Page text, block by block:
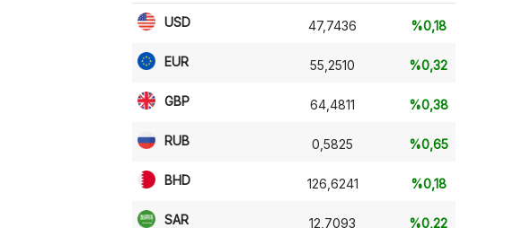
USD 47,7436 %0,18
EUR 55,2510 %0,32
GBP 64,4811 %0,38
RUB 0,5825 %0,65
BHD 126,6241 %0,18
SAR 12,7093 %0,22